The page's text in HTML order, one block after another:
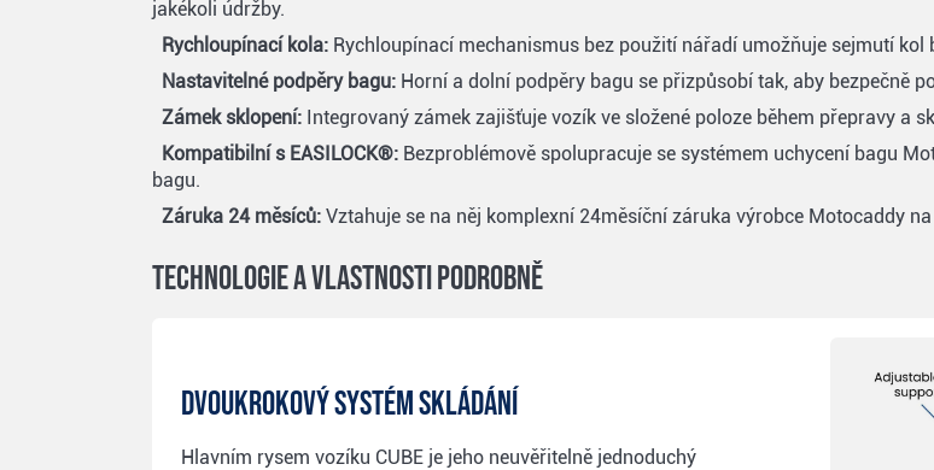
jakékoli údržby.
Rychloupínací kola: Rychloupínací mechanismus bez použití nářadí umožňuje sejmutí
Nastavitelné podpěry bagu: Horní a dolní podpěry bagu se přizpůsobí tak, aby bezpečně
Zámek sklopení: Integrovaný zámek zajišťuje vozík ve složené poloze během přepravy a
Kompatibilní s EASILOCK®: Bezproblémově spolupracuje se systémem uchycení bagu
bagu.
Záruka 24 měsíců: Vztahuje se na něj komplexní 24měsíční záruka výrobce Motocaddy
Technologie a vlastnosti podrobně
Dvoukrokový systém skládání
Hlavním rysem vozíku CUBE je jeho neuvěřitelně jednoduchý